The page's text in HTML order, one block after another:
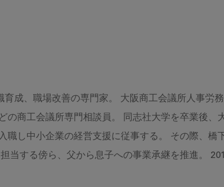
成、職場改善の専門家。 大阪商工会議所人事労
の商工会議所専門相談員。 同志社大学を卒業後、
職し中小企業の経営支援に従事する。 その際、橋
当する傍ら、父から息子への事業承継を推進。